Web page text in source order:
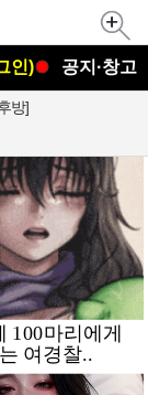
인) 공지·창고
방]